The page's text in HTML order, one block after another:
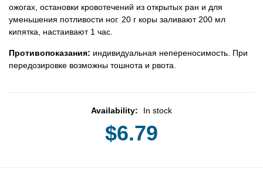
ожогах, остановки кровотечений из открытых ран и для
уменьшения потливости ног. 20 г коры заливают 200 мл
кипятка, настаивают 1 час.
Противопоказания: индивидуальная непереносимость. При
передозировке возможны тошнота и рвота.
Availability: In stock
$6.79